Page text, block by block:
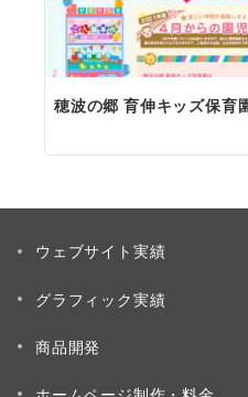
穂波の郷 育伸キッズ保育
ウェブサイト実績
グラフィック実績
商品開発